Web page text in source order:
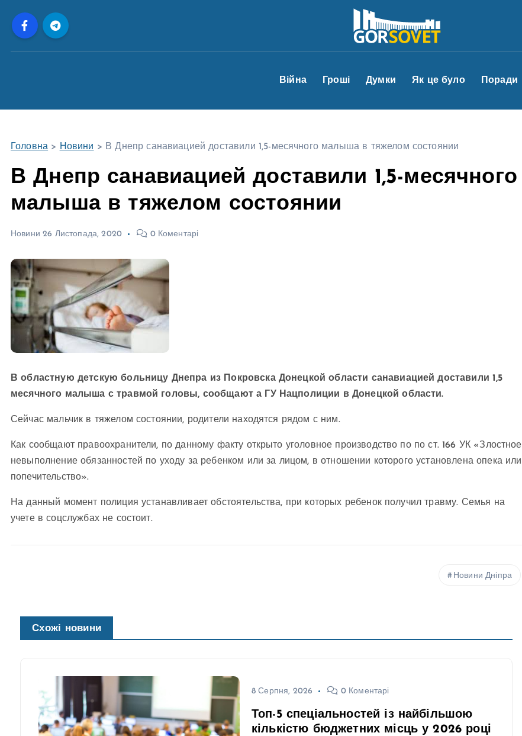
Війна Гроші Думки Як це було Поради
Головна > Новини > В Днепр санавиацией доставили 1,5-месячного малыша в тяжелом состоянии
В Днепр санавиацией доставили 1,5-месячного
малыша в тяжелом состоянии
Новини 26 Листопада, 2020 0 Коментарі
В областную детскую больницу Днепра из Покровска Донецкой области санавиацией доставили 1,5
месячного малыша с травмой головы, сообщают а ГУ Нацполиции в Донецкой области.
Сейчас мальчик в тяжелом состоянии, родители находятся рядом с ним.
Как сообщают правоохранители, по данному факту открыто уголовное производство по по ст. 166 УК «Злостное
невыполнение обязанностей по уходу за ребенком или за лицом, в отношении которого установлена опека или
попечительство».
На данный момент полиция устанавливает обстоятельства, при которых ребенок получил травму. Семья на
учете в соцслужбах не состоит.
Новини Дніпра
Схожі новини
8 Серпня, 2026 0 Коментарі
Топ-5 спеціальностей із найбільшою
кількістю бюджетних місць у 2026 році